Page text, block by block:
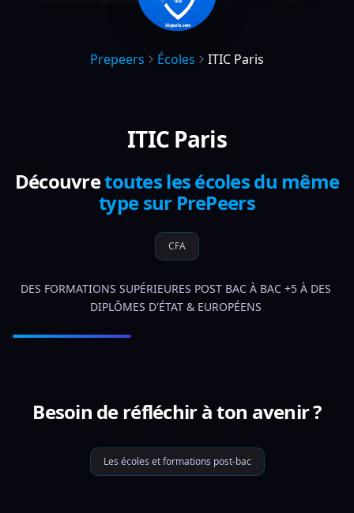
Prepeers Écoles ITIC Paris
ITIC Paris
Découvretoutes les écoles du même
type sur PrePeers
CFA
DES FORMATIONS SUPÉRIEURES POST BAC À BAC +5 À DES
DIPLÔMES D'ÉTAT & EUROPÉENS
Besoin de réfléchir à ton avenir ?
Les écoles et formations post-bac